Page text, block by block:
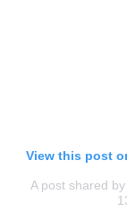
View this post
A post shared